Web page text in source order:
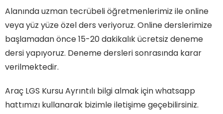
Alanında uzman tecrübeli öğretmenlerimiz ile online
veya yüz yüze özel ders veriyoruz. Online derslerimize
başlamadan önce 15-20 dakikalık ücretsiz deneme
dersi yapıyoruz. Deneme dersleri sonrasında karar
verilmektedir.
Araç LGS Kursu Ayrıntılı bilgi almak için whatsapp
hattımızı kullanarak bizimle iletişime geçebilirsiniz.